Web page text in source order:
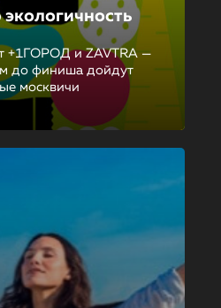
+1ГОРОД и ZAVTRA —
до финиша дойдут
москвичи